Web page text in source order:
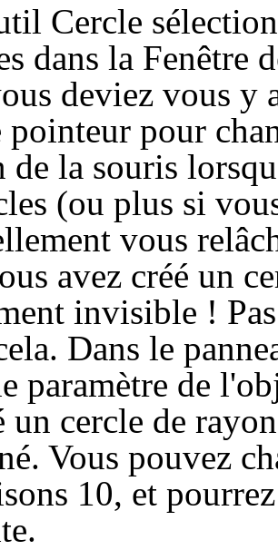
Cercle
dans la Fenêtre
deviez vous
pointeur pour
de la souris
(ou plus si
vous
avez créé un
invisible !
Dans le
paramètre de
un cercle de
Vous pouvez
10, et